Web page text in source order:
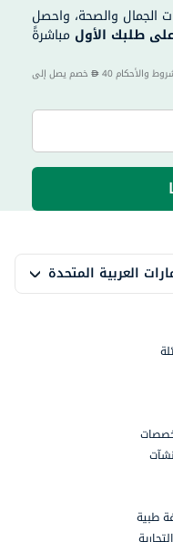
الجمال والصحة، واحصل
العربية المتحدة
طبية